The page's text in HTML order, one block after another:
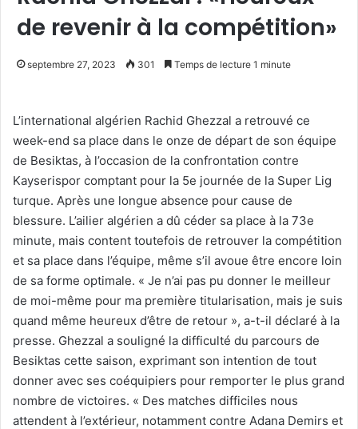
de revenir à la compétition»
septembre 27, 2023 301 Temps de lecture 1 minute
L’international algérien Rachid Ghezzal a retrouvé ce
week-end sa place dans le onze de départ de son équipe
de Besiktas, à l’occasion de la confrontation contre
Kayserispor comptant pour la 5e journée de la Super Lig
turque. Après une longue absence pour cause de
blessure. L’ailier algérien a dû céder sa place à la 73e
minute, mais content toutefois de retrouver la compétition
et sa place dans l’équipe, même s’il avoue être encore loin
de sa forme optimale. « Je n’ai pas pu donner le meilleur
de moi-même pour ma première titularisation, mais je suis
quand même heureux d’être de retour », a-t-il déclaré à la
presse. Ghezzal a souligné la difficulté du parcours de
Besiktas cette saison, exprimant son intention de tout
donner avec ses coéquipiers pour remporter le plus grand
nombre de victoires. « Des matches difficiles nous
attendent à l’extérieur, notamment contre Adana Demirs et